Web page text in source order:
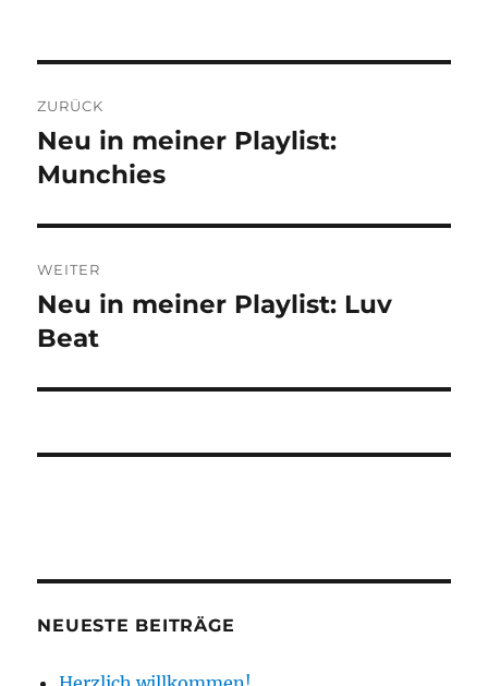
ZURÜCK
Vorheriger
Beitrag:
Neu in meiner Playlist:
Munchies
WEITER
Nächster
Beitrag:
Neu in meiner Playlist: Luv
Beat
NEUESTE BEITRÄGE